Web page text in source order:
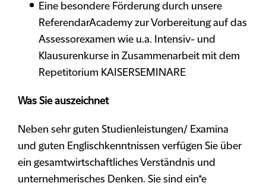
Eine besondere Förderung durch unsere
ReferendarAcademy zur Vorbereitung auf das
Assessorexamen wie u.a. Intensiv- und
Klausurenkurse in Zusammenarbeit mit dem
Repetitorium KAISERSEMINARE
Was Sie auszeichnet
Neben sehr guten Studienleistungen/ Examina
und guten Englischkenntnissen verfügen Sie über
ein gesamtwirtschaftliches Verständnis und
unternehmerisches Denken. Sie sind ein*e